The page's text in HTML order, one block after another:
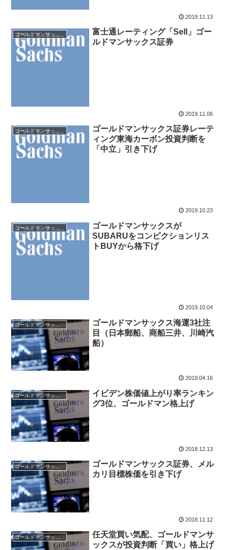
2019.11.13
富士通レーティング「Sell」ゴー
ルドマンサックス証券
2019.11.06
ゴールドマンサックス証券
ゴールドマンサックス証券レーテ
ィング東海カーボン投資判断を
「中立」引き下げ
2019.10.23
ゴールドマンサックスが
SUBARUをコンビクションリス
トBUYから格下げ
2019.10.04
ゴールドマンサックス証券
ゴールドマンサックス海運3社注
目（日本郵船、商船三井、川崎汽
船）
2019.04.16
ゴールドマンサックス証券
イビデン株価値上がり率ランキン
グ3位、ゴールドマン格上げ
2018.12.13
ゴールドマンサックス証券
ゴールドマンサックス証券、メル
カリ目標株価を引き下げ
2018.11.12
ゴールドマンサックス証券
任天堂買い気配、ゴールドマンサ
ックスが投資判断「買い」格上げ